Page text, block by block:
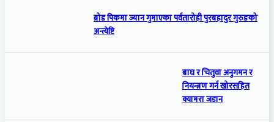
ब्रोड पिकमा ज्यान गुमाएका पर्वतारोही पुरबहादुर गुरुङको
अन्त्येष्टि
बाघ र चितुवा अनुगमन र
नियन्त्रण गर्न खोरसहित
क्यामरा जडान